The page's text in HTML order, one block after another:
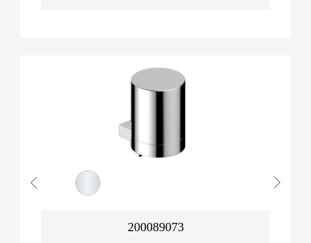
200089073